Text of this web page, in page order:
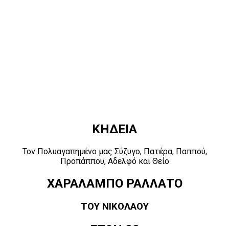
ΚΗΔΕΙΑ
Τον Πολυαγαπημένο μας Σύζυγο, Πατέρα, Παππού,
Προπάππου, Αδελφό και Θείο
ΧΑΡΑΛΑΜΠΟ ΡΑΛΛΑΤΟ
ΤΟΥ ΝΙΚΟΛΑΟΥ